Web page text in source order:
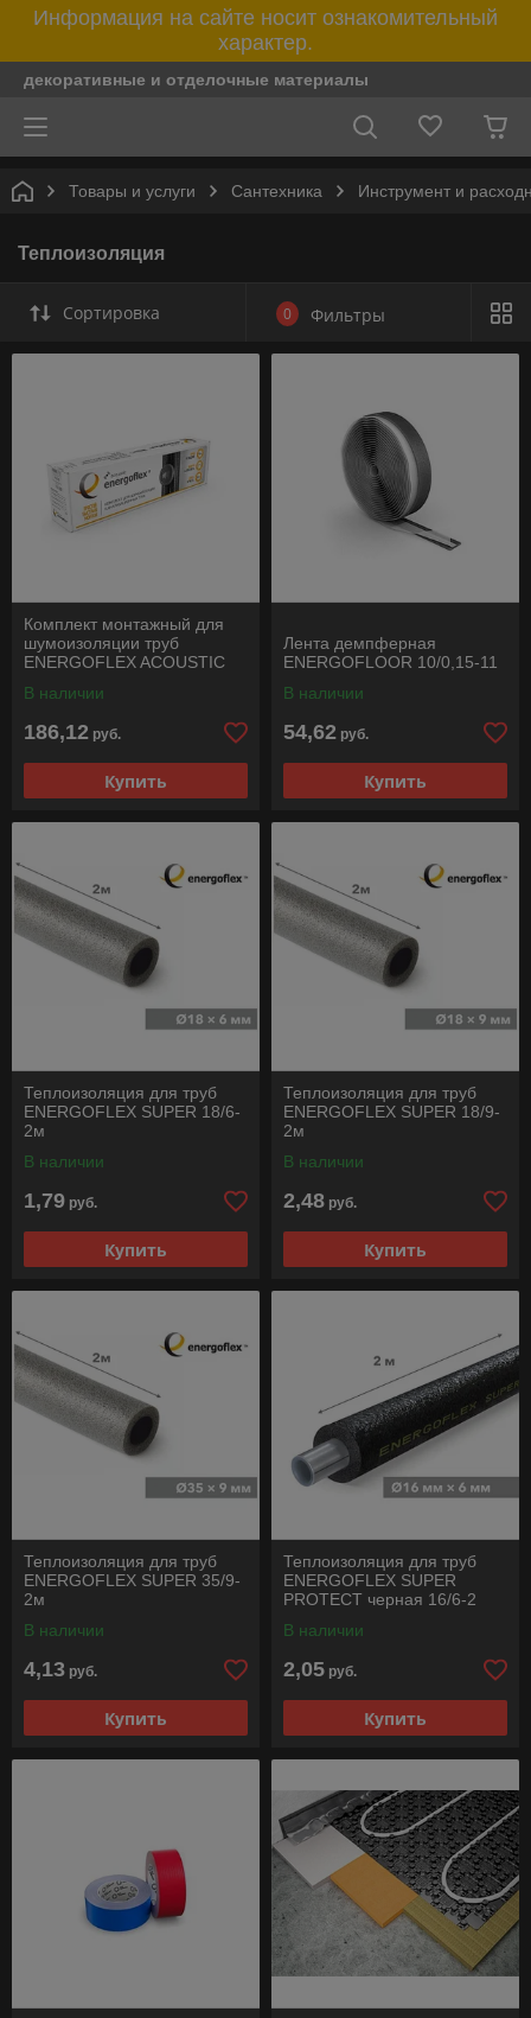
Информация на сайте носит ознакомительный
характер.
декоративные и отделочные материалы
Товары и услуги Сантехника Инструмент и
Теплоизоляция
Сортировка 0 Фильтры
Комплект монтажный для
шумоизоляции труб
ENERGOFLEX ACOUSTIC
В наличии
186,12 руб.
Купить
Лента демпферная
ENERGOFLOOR 10/0,15-11
В наличии
54,62 руб.
Купить
Теплоизоляция для труб
ENERGOFLEX SUPER 18/6-
2м
В наличии
1,79 руб.
Купить
Теплоизоляция для труб
ENERGOFLEX SUPER 18/9-
2м
В наличии
2,48 руб.
Купить
Теплоизоляция для труб
ENERGOFLEX SUPER 35/9-
2м
В наличии
4,13 руб.
Купить
Теплоизоляция для труб
ENERGOFLEX SUPER
PROTECT черная 16/6-2
В наличии
2,05 руб.
Купить